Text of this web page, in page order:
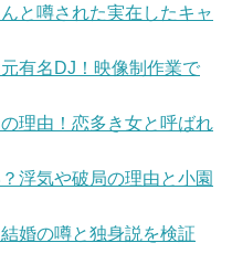
と噂された実在したキャ
有名DJ！映像制作業で
理由！恋多き女と呼ばれ
浮気や破局の理由と小園
婚の噂と独身説を検証